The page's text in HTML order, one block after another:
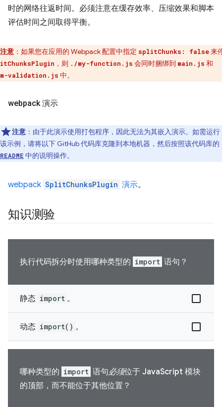
时的网络往返时间。必须注意在缓存效率、压缩效果和脚本
评估时间之间取得平衡。
注意 ：如果您在应用的 Webpack 配置中指定 splitChunks: false来
，则 ./my-function.js 会同时捆绑到 main.js 和
validation.js 中。
webpack 演示
注意 ：由于此演示使用打包程序，因此无法为其嵌入演示。如需运行
该示例，请将以下 GitHub 代码库克隆到本地机器，然后按照该代码库的
README 中的说明操作。
webpack SplitChunksPlugin 演示。
知识测验
执行代码拆分时使用哪种类型的 import 语句？
静态 import 。
动态 import() 。
哪种类型的 import 语句必须位于 JavaScript 模块
的顶部，而不能位于其他位置？